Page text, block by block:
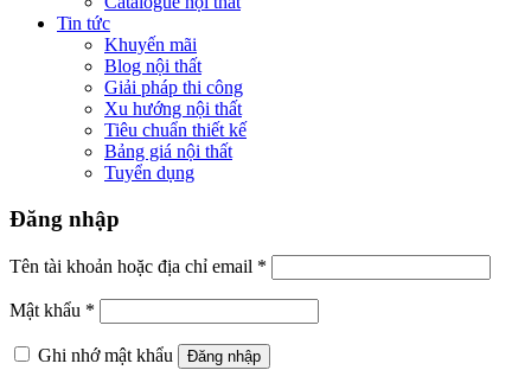
Tin tức
Khuyến mãi
Blog nội thất
Giải pháp thi công
Xu hướng nội thất
Tiêu chuẩn thiết kế
Bảng giá nội thất
Tuyển dụng
Đăng nhập
Tên tài khoản hoặc địa chỉ email *
Mật khẩu *
Ghi nhớ mật khẩu Đăng nhập